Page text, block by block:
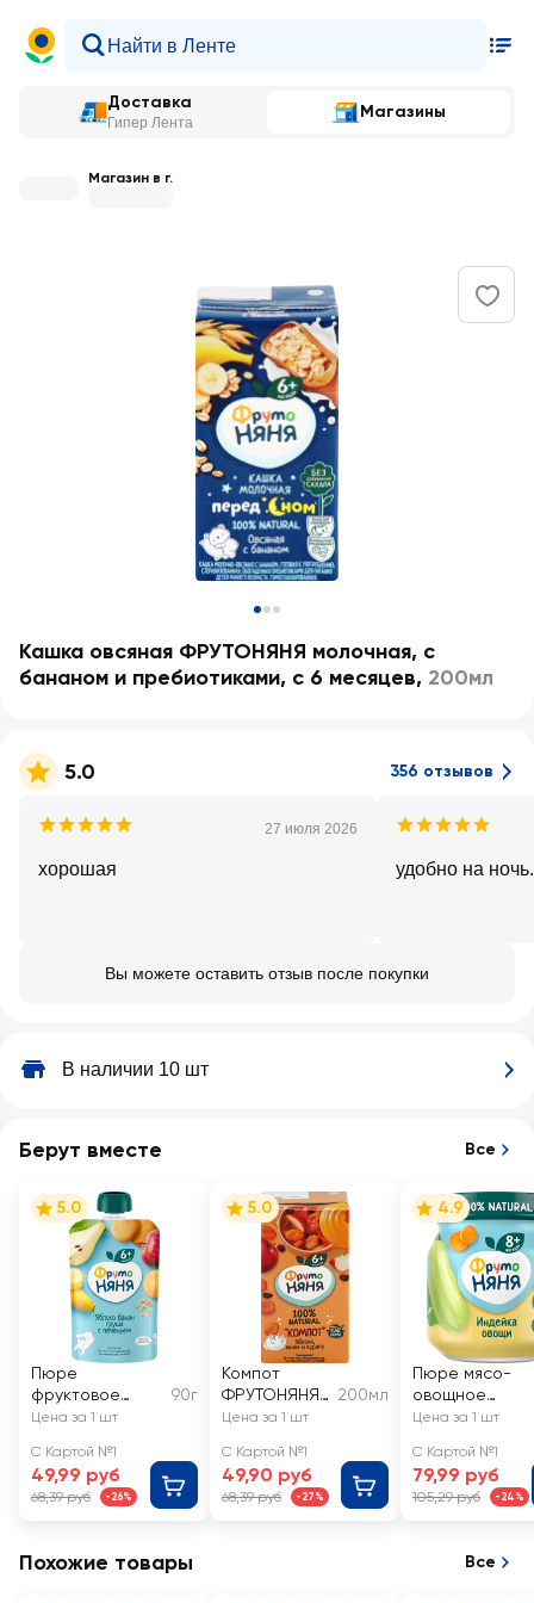
Доставка
Гипер Лента
Магазины
Магазин в г.
Кашка овсяная ФРУТОНЯНЯ молочная, с
бананом и пребиотиками, с 6 месяцев, 200мл
5.0 356 отзывов
27 июля 2026
хорошая удобно на ночь.
Вы можете оставить отзыв после покупки
В наличии 10 шт
Берут вместе Все
5.0
Пюре
фруктовое
ФРУТОНЯНЯ
груша, с
печеньем, с 6
месяцев
90г
Цена за 1 шт
С Картой №1
49,99 руб
68,39 руб -26%
5.0
Компот
ФРУТОНЯНЯ
Яблоко, изюм,
неосветленн
ый, с 6
месяцев
200мл
Цена за 1 шт
С Картой №1
49,90 руб
68,39 руб -27%
4.9
Пюре мясо-
овощное
ФРУТОНЯНЯ
овощами, с 8
месяцев
Цена за 1 шт
С Картой №1
79,99 руб
105,29 руб -24%
Похожие товары Все